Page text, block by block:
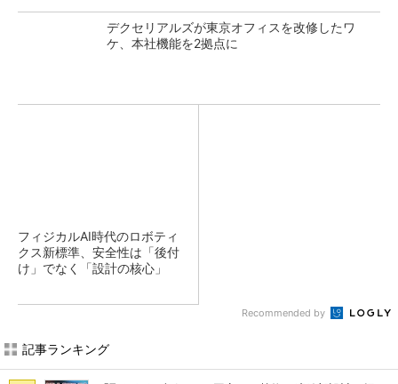
デクセリアルズが東京オフィスを改修したワ
ケ、本社機能を2拠点に
フィジカルAI時代のロボティ
クス新標準、安全性は「後付
け」でなく「設計の核心」
Recommended by
記事ランキング